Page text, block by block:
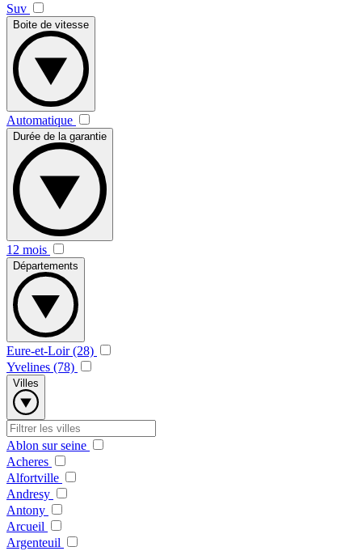
Suv
Boite de vitesse
Automatique
Durée de la garantie
12 mois
Départements
Eure-et-Loir (28)
Yvelines (78)
Villes
Ablon sur seine
Acheres
Alfortville
Andresy
Antony
Arcueil
Argenteuil